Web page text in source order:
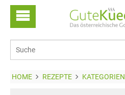
HOME REZEPTE KATEGORIEN